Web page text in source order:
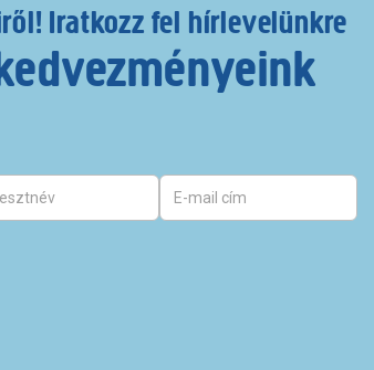
Iratkozz fel hírlevelünkre